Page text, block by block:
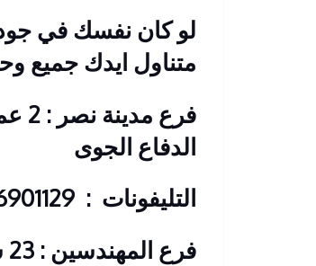
لو كان نفسك في
متناول ايدك جميع
الدفاع الجوى
التليفونات : 26901129 – 01117172647